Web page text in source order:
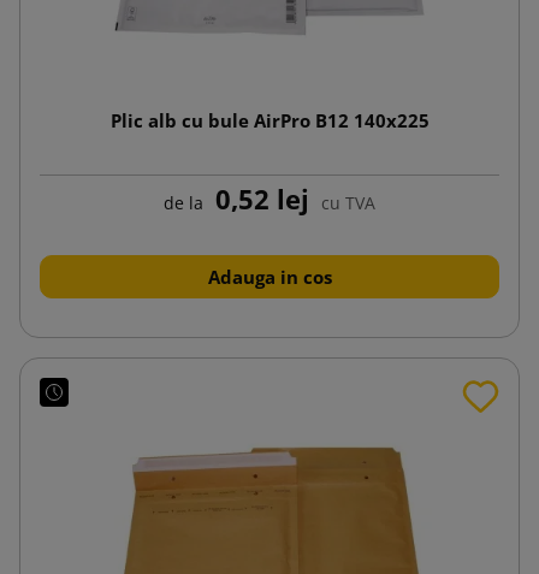
Plic alb cu bule AirPro B12 140x225
de la 0,52 lej cu TVA
Adauga in cos